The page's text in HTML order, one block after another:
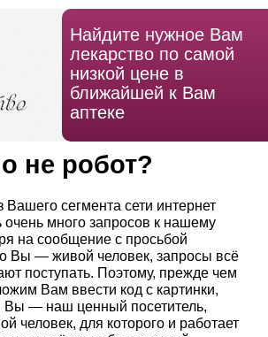
Найдите нужное Вам
лекарство по самой
низкой цене в
ближайшей к Вам
аптеке
не робот?
сегмента сети интернет
очень много запросов к нашему
на сообщение с просьбой
Вы — живой человек, запросы всё
поступать. Поэтому, прежде чем
Вам ввести код с картинки,
Вы — наш ценный посетитель,
человек, для которого и работает